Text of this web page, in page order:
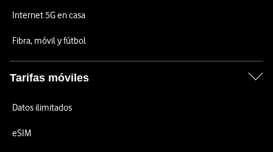
Internet 5G en casa
Fibra, móvil y fútbol
Tarifas móviles
Datos ilimitados
eSIM